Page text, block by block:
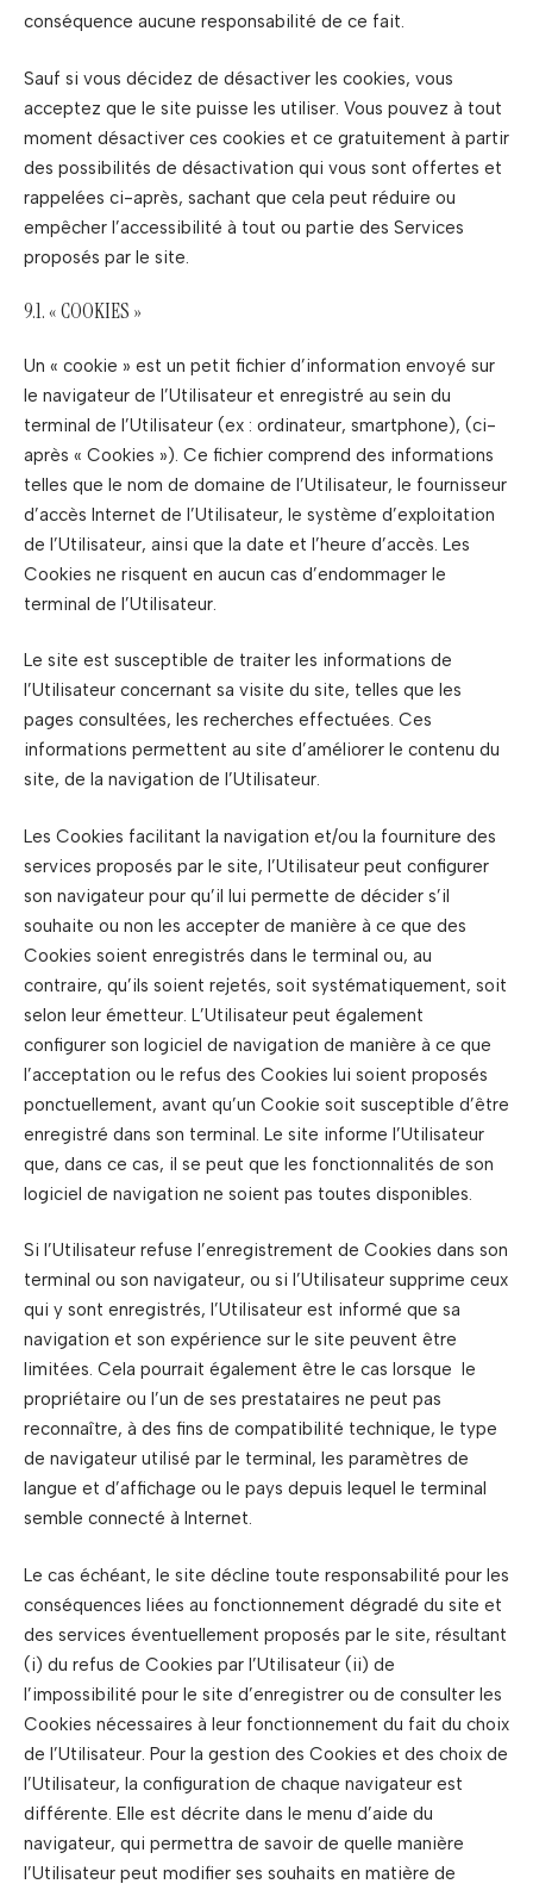
conséquence aucune responsabilité de ce fait.
Sauf si vous décidez de désactiver les cookies, vous
acceptez que le site puisse les utiliser. Vous pouvez à tout
moment désactiver ces cookies et ce gratuitement à partir
des possibilités de désactivation qui vous sont offertes et
rappelées ci-après, sachant que cela peut réduire ou
empêcher l’accessibilité à tout ou partie des Services
proposés par le site.
9.1. « COOKIES »
Un « cookie » est un petit fichier d’information envoyé sur
le navigateur de l’Utilisateur et enregistré au sein du
terminal de l’Utilisateur (ex : ordinateur, smartphone), (ci-
après « Cookies »). Ce fichier comprend des informations
telles que le nom de domaine de l’Utilisateur, le fournisseur
d’accès Internet de l’Utilisateur, le système d’exploitation
de l’Utilisateur, ainsi que la date et l’heure d’accès. Les
Cookies ne risquent en aucun cas d’endommager le
terminal de l’Utilisateur.
Le site est susceptible de traiter les informations de
l’Utilisateur concernant sa visite du site, telles que les
pages consultées, les recherches effectuées. Ces
informations permettent au site d’améliorer le contenu du
site, de la navigation de l’Utilisateur.
Les Cookies facilitant la navigation et/ou la fourniture des
services proposés par le site, l’Utilisateur peut configurer
son navigateur pour qu’il lui permette de décider s’il
souhaite ou non les accepter de manière à ce que des
Cookies soient enregistrés dans le terminal ou, au
contraire, qu’ils soient rejetés, soit systématiquement, soit
selon leur émetteur. L’Utilisateur peut également
configurer son logiciel de navigation de manière à ce que
l’acceptation ou le refus des Cookies lui soient proposés
ponctuellement, avant qu’un Cookie soit susceptible d’être
enregistré dans son terminal. Le site informe l’Utilisateur
que, dans ce cas, il se peut que les fonctionnalités de son
logiciel de navigation ne soient pas toutes disponibles.
Si l’Utilisateur refuse l’enregistrement de Cookies dans son
terminal ou son navigateur, ou si l’Utilisateur supprime ceux
qui y sont enregistrés, l’Utilisateur est informé que sa
navigation et son expérience sur le site peuvent être
limitées. Cela pourrait également être le cas lorsque le
propriétaire ou l’un de ses prestataires ne peut pas
reconnaître, à des fins de compatibilité technique, le type
de navigateur utilisé par le terminal, les paramètres de
langue et d’affichage ou le pays depuis lequel le terminal
semble connecté à Internet.
Le cas échéant, le site décline toute responsabilité pour les
conséquences liées au fonctionnement dégradé du site et
des services éventuellement proposés par le site, résultant
(i) du refus de Cookies par l’Utilisateur (ii) de
l’impossibilité pour le site d’enregistrer ou de consulter les
Cookies nécessaires à leur fonctionnement du fait du choix
de l’Utilisateur. Pour la gestion des Cookies et des choix de
l’Utilisateur, la configuration de chaque navigateur est
différente. Elle est décrite dans le menu d’aide du
navigateur, qui permettra de savoir de quelle manière
l’Utilisateur peut modifier ses souhaits en matière de